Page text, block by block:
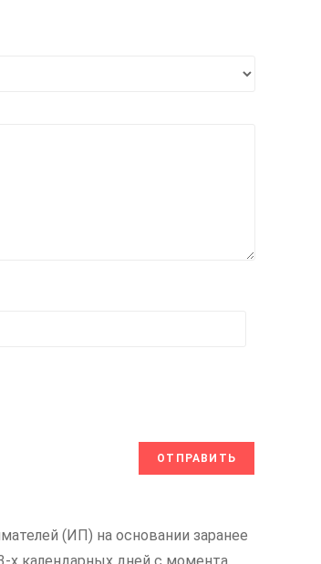
(ИП) на основании заранее